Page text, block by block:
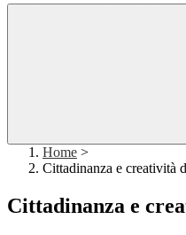
Home >
Cittadinanza e creatività
Cittadinanza e